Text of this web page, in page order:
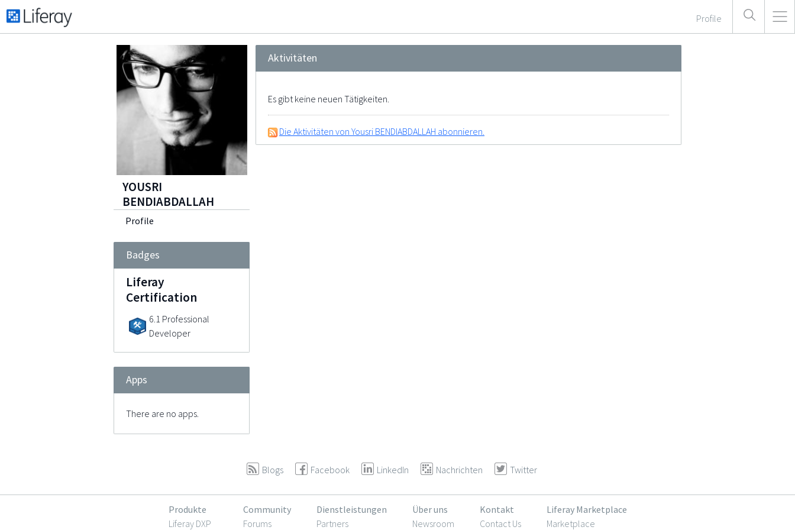
Profile
YOUSRI
BENDIABDALLAH
Profile
Badges
Liferay
Certification
6.1 Professional
Developer
Apps
There are no apps.
Aktivitäten
Es gibt keine neuen Tätigkeiten.
Die Aktivitäten von Yousri BENDIABDALLAH abonnieren.
Blogs Facebook LinkedIn Nachrichten Twitter
Produkte
Liferay DXP
Community
Forums
Dienstleistungen
Partners
Über uns
Newsroom
Kontakt
Contact Us
Liferay Marketplace
Marketplace